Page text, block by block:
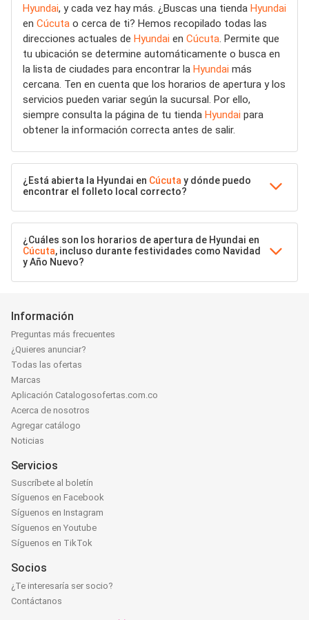
Hyundai, y cada vez hay más. ¿Buscas una tienda Hyundai
en Cúcuta o cerca de ti? Hemos recopilado todas las
direcciones actuales de Hyundai en Cúcuta. Permite que
tu ubicación se determine automáticamente o busca en
la lista de ciudades para encontrar la Hyundai más
cercana. Ten en cuenta que los horarios de apertura y los
servicios pueden variar según la sucursal. Por ello,
siempre consulta la página de tu tienda Hyundai para
obtener la información correcta antes de salir.
¿Está abierta la Hyundai en Cúcuta y dónde puedo
encontrar el folleto local correcto?
¿Cuáles son los horarios de apertura de Hyundai en
Cúcuta, incluso durante festividades como Navidad
y Año Nuevo?
Información
Preguntas más frecuentes
¿Quieres anunciar?
Todas las ofertas
Marcas
Aplicación Catalogosofertas.com.co
Acerca de nosotros
Agregar catálogo
Noticias
Servicios
Suscríbete al boletín
Síguenos en Facebook
Síguenos en Instagram
Síguenos en Youtube
Síguenos en TikTok
Socios
¿Te interesaría ser socio?
Contáctanos